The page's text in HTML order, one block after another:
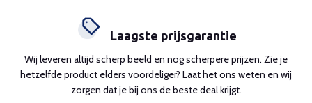
Laagste prijsgarantie
Wij leveren altijd scherp beeld en nog scherpere prijzen. Zie je
hetzelfde product elders voordeliger? Laat het ons weten en wij
zorgen dat je bij ons de beste deal krijgt.